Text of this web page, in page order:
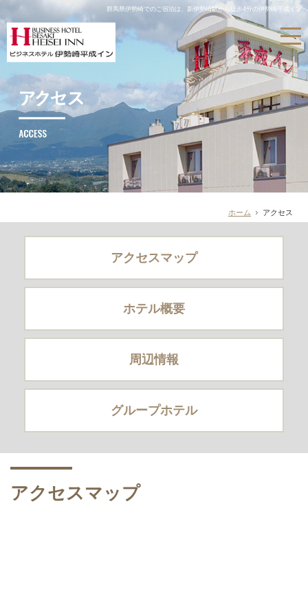
群馬県伊勢崎でのご宿泊は、新伊勢崎駅から徒歩4分の伊勢崎平成インへ
ホーム アクセス
アクセスマップ
ホテル概要
周辺情報
グループホテル
アクセスマップ